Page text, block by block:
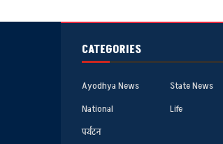
CATEGORIES
Ayodhya News
State News
National
Life
पर्यटन